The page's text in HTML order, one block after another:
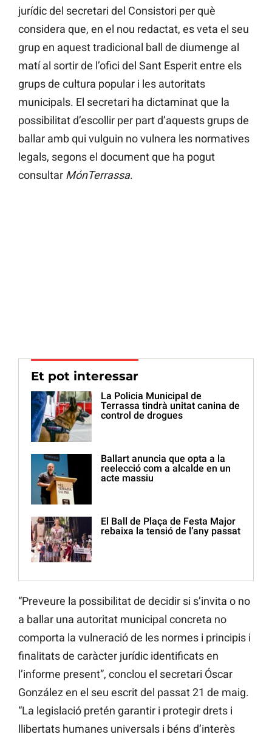
jurídic del secretari del Consistori per què
considera que, en el nou redactat, es veta el seu
grup en aquest tradicional ball de diumenge al
matí al sortir de l’ofici del Sant Esperit entre els
grups de cultura popular i les autoritats
municipals. El secretari ha dictaminat que la
possibilitat d’escollir per part d’aquests grups de
ballar amb qui vulguin no vulnera les normatives
legals, segons el document que ha pogut
consultar MónTerrassa.
Et pot interessar
La Policia Municipal de
Terrassa tindrà unitat canina de
control de drogues
Ballart anuncia que opta a la
reelecció com a alcalde en un
acte massiu
El Ball de Plaça de Festa Major
rebaixa la tensió de l’any passat
“Preveure la possibilitat de decidir si s’invita o no
a ballar una autoritat municipal concreta no
comporta la vulneració de les normes i principis i
finalitats de caràcter jurídic identificats en
l’informe present”, conclou el secretari Óscar
González en el seu escrit del passat 21 de maig.
“La legislació pretén garantir i protegir drets i
llibertats humanes universals i béns d’interès